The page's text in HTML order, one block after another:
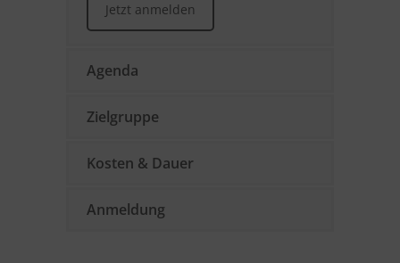
Jetzt anmelden
Agenda
Zielgruppe
Kosten & Dauer
Anmeldung